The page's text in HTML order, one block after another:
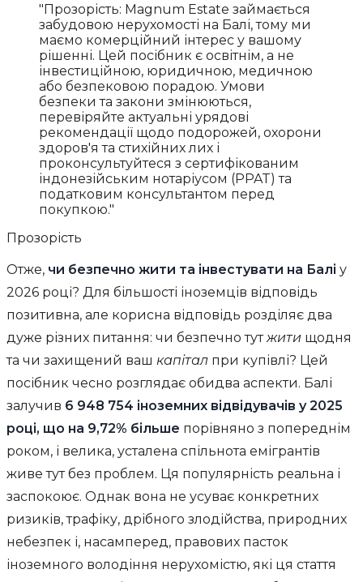
"Прозорість: Magnum Estate займається
забудовою нерухомості на Балі, тому ми
маємо комерційний інтерес у вашому
рішенні. Цей посібник є освітнім, а не
інвестиційною, юридичною, медичною
або безпековою порадою. Умови
безпеки та закони змінюються,
перевіряйте актуальні урядові
рекомендації щодо подорожей, охорони
здоров'я та стихійних лих і
проконсультуйтеся з сертифікованим
індонезійським нотаріусом (PPAT) та
податковим консультантом перед
покупкою."
Прозорість
Отже, чи безпечно жити та інвестувати на Балі у
2026 році? Для більшості іноземців відповідь
позитивна, але корисна відповідь розділяє два
дуже різних питання: чи безпечно тутжити щодня
та чи захищений ваш капітал при купівлі? Цей
посібник чесно розглядає обидва аспекти. Балі
залучив 6 948 754 іноземних відвідувачів у 2025
році, що на 9,72% більше порівняно з попереднім
роком, і велика, усталена спільнота емігрантів
живе тут без проблем. Ця популярність реальна і
заспокоює. Однак вона не усуває конкретних
ризиків, трафіку, дрібного злодійства, природних
небезпек і, насамперед, правових пасток
іноземного володіння нерухомістю, які ця стаття